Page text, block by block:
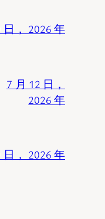
日， 2026 年
7 月 12 日，
2026 年
日， 2026 年